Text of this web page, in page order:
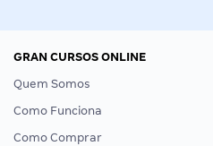
GRAN CURSOS ONLINE
Quem Somos
Como Funciona
Como Comprar